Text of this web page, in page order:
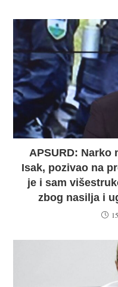
APSURD: Narko
Isak, pozivao na
je i sam
zbog nasilja i